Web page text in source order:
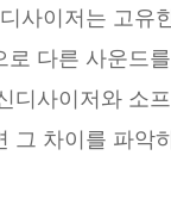
사이저는 고유
로 다른 사운드
디사이저와 소
그 차이를 파악